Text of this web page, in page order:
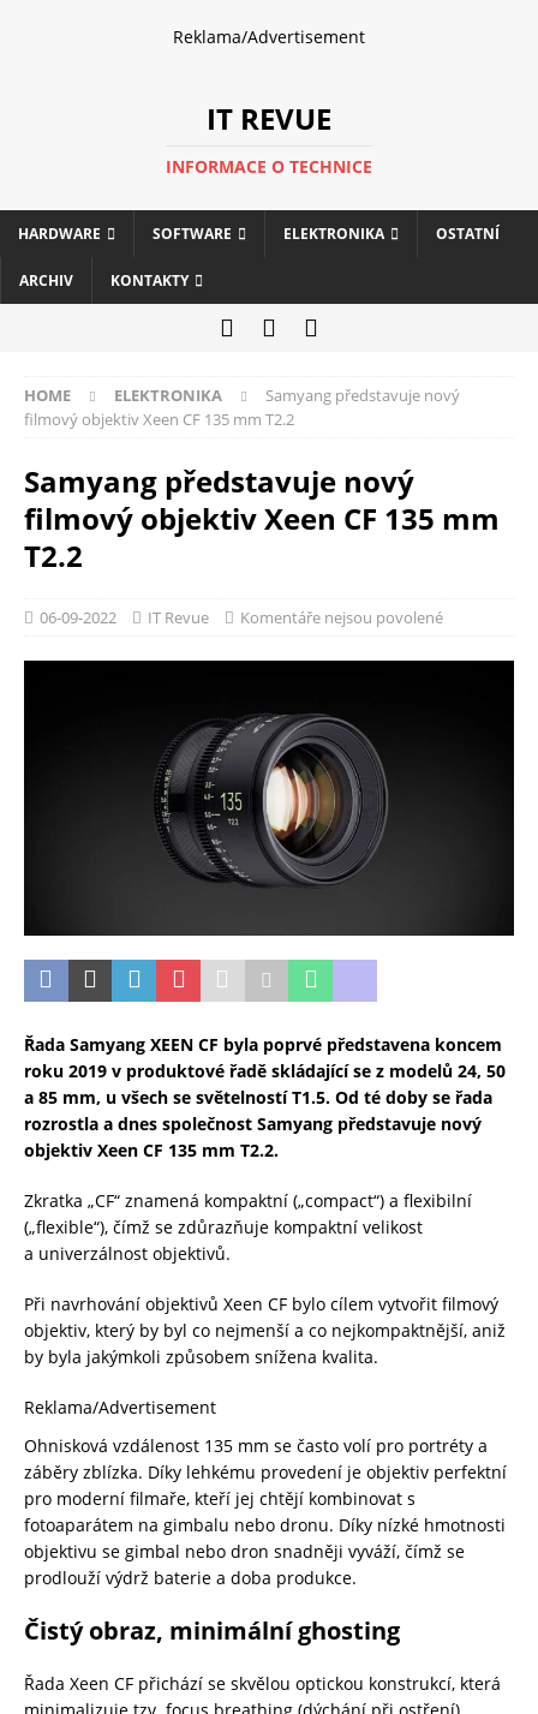
Reklama/Advertisement
IT REVUE
INFORMACE O TECHNICE
HARDWARE SOFTWARE ELEKTRONIKA OSTATNÍ
ARCHIV KONTAKTY
HOME ELEKTRONIKA
Samyang představuje nový
filmový objektiv Xeen CF 135 mm T2.2
Samyang představuje nový
filmový objektiv Xeen CF 135 mm
T2.2
06-09-2022 IT Revue Komentáře nejsou povolené
Řada Samyang XEEN CF byla poprvé představena koncem
roku 2019 v produktové řadě skládající se z modelů 24, 50
a 85 mm, u všech se světelností T1.5. Od té doby se řada
rozrostla a dnes společnost Samyang představuje nový
objektiv Xeen CF 135 mm T2.2.
Zkratka „CF“ znamená kompaktní („compact“) a flexibilní
(„flexible“), čímž se zdůrazňuje kompaktní velikost
a univerzálnost objektivů.
Při navrhování objektivů Xeen CF bylo cílem vytvořit filmový
objektiv, který by byl co nejmenší a co nejkompaktnější, aniž
by byla jakýmkoli způsobem snížena kvalita.
Reklama/Advertisement
Ohnisková vzdálenost 135 mm se často volí pro portréty a
záběry zblízka. Díky lehkému provedení je objektiv perfektní
pro moderní filmaře, kteří jej chtějí kombinovat s
fotoaparátem na gimbalu nebo dronu. Díky nízké hmotnosti
objektivu se gimbal nebo dron snadněji vyváží, čímž se
prodlouží výdrž baterie a doba produkce.
Čistý obraz, minimální ghosting
Řada Xeen CF přichází se skvělou optickou konstrukcí, která